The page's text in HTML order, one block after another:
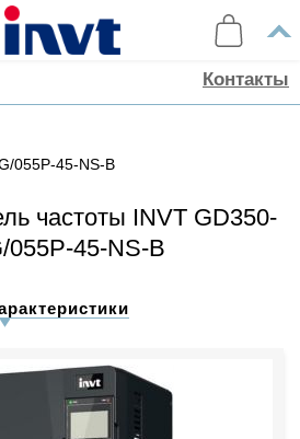
Контакты
055P-45-NS-B
частоты INVT GD350-
055P-45-NS-B